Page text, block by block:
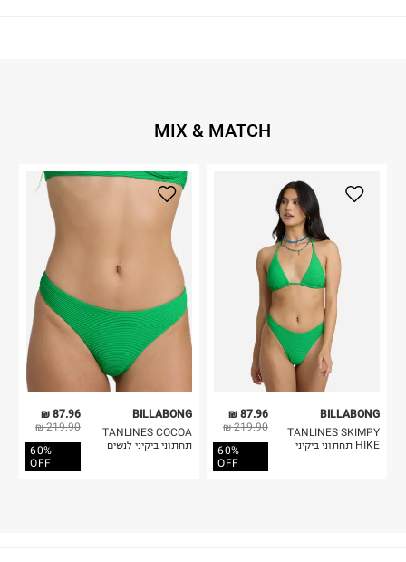
MIX & MATCH
87.96 ₪
219.90 ₪
60%
OFF
BILLABONG
TANLINES COCOA
תחתוני ביקיני לנשים
87.96 ₪
219.90 ₪
60%
OFF
BILLABONG
TANLINES SKIMPY
HIKE תחתוני ביקיני